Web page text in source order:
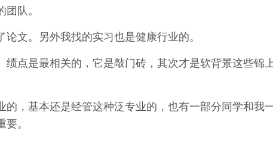
队。
文。另外我找的实习也是健康行业的。
点是最相关的，它是敲门砖，其次才是软背景这些锦
，基本还是经管这种泛专业的，也有一部分同学和我
。